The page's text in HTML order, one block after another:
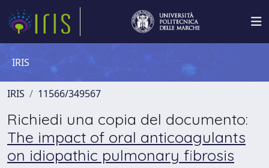
IRIS
IRIS 11566/349567
Richiedi una copia del documento:
The impact of oral anticoagulants
on idiopathic pulmonary fibrosis